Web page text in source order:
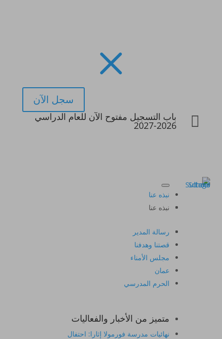
M
سجل الآن
 باب التسجيل مفتوح الآن للعام الدراسي
2026-2027
نبذه عنا
نبذه عنا
رسالة المدير
قصتنا وهدفنا
مجلس الأمناء
عمان
الحرم المدرسي
متميز من الأخبار والفعاليات
نهائيات مدرسة فورمولا إثارا: احتفال